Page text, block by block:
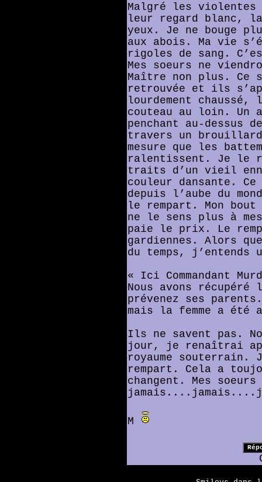
Malgré les
leur regard blanc, la
yeux. Je ne bouge
aux abois. Ma vie
rigoles de sang.
Mes soeurs ne
Maître non plus. Ce
retrouvée et ils
lourdement
couteau au loin. Un
penchant au-dessus
travers un
mesure que les
ralentissent. Je le
traits d’un vieil
couleur dansante.
depuis l’aube du
le rempart. Mon
ne le sens plus à
paie le prix. Le
gardiennes. Alors
du temps, j’entends
« Ici Commandant
Nous avons
prévenez ses
mais la femme a été
Ils ne savent pas.
jour, je renaîtrai
royaume souterrain.
rempart. Cela a
changent. Mes
M